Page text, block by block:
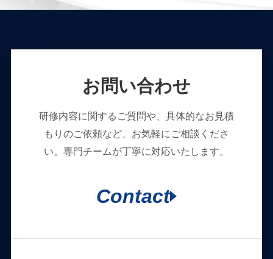
お問い合わせ
研修内容に関するご質問や、具体的なお見積
もりのご依頼など、お気軽にご相談くださ
い。専門チームが丁寧に対応いたします。
Contact